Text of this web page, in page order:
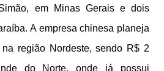
em Minas Gerais e dois
A empresa chinesa planeja
região Nordeste, sendo R$ 2
do Norte, onde já possui